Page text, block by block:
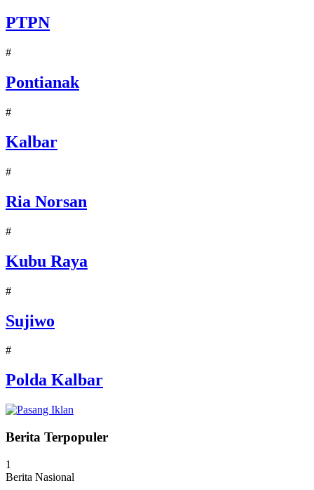
PTPN
#
Pontianak
#
Kalbar
#
Ria Norsan
#
Kubu Raya
#
Sujiwo
#
Polda Kalbar
Berita Terpopuler
1
Berita Nasional